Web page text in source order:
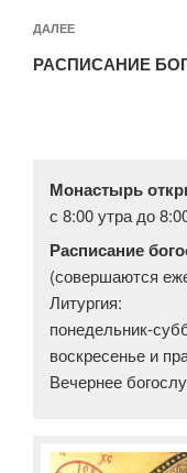
Следующая
запись
ДАЛЕЕ
РАСПИСАНИЕ
Монастырь
с 8:00 утра до
Расписание
(совершаются
Литургия:
понедельник-
воскресенье и
Вечернее